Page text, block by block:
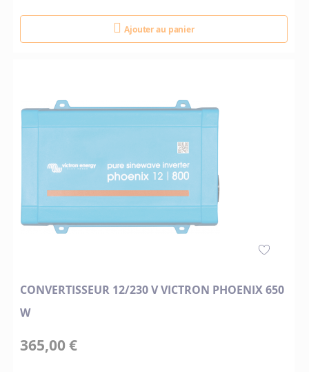
Ajouter au panier
CONVERTISSEUR 12/230 V VICTRON PHOENIX 650
W
365,00 €